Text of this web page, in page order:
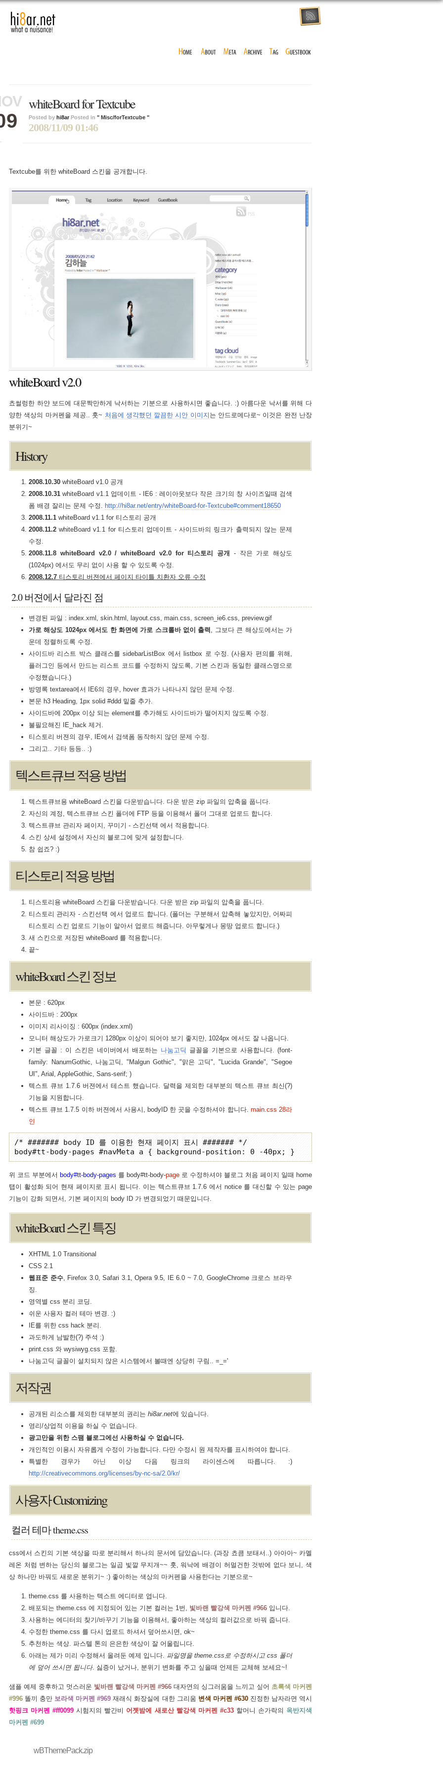
whiteBoard for Textcube
Posted by hi8ar Posted in " Misc/forTextcube "
2008/11/09 01:46
Textcube를 위한 whiteBoard 스킨을 공개합니다.
whiteBoard v2.0
쵸썰렁한 하얀 보드에 대문짝만하게 낙서하는 기분으로 사용하시면 좋습니다. :) 아름다운 낙서를 위해 다
양한 색상의 마커펜을 제공.. 훗~ 처음에 생각했던 깔끔한 시안 이미지 는 안드로메다로~ 이것은 완전 난장
분위기~
History
2008.10.30 whiteBoard v1.0 공개
2008.10.31 whiteBoard v1.1 업데이트 - IE6 : 레이아웃보다 작은 크기의 창 사이즈일때 검색
폼 배경 잘리는 문제 수정. http://hi8ar.net/entry/whiteBoard-for-Textcube#comment18650
2008.11.1 whiteBoard v1.1 for 티스토리 공개
2008.11.2 whiteBoard v1.1 for 티스토리 업데이트 - 사이드바의 링크가 출력되지 않는 문제
수정.
2008.11.8 whiteBoard v2.0 / whiteBoard v2.0 for 티스토리 공개
- 작은 가로 해상도
(1024px) 에서도 무리 없이 사용 할 수 있도록 수정.
2008.12.7 티스토리 버젼에서 페이지 타이틀 치환자 오류 수정
2.0 버젼에서 달라진 점
변경된 파일 : index.xml, skin.html, layout.css, main.css, screen_ie6.css, preview.gif
가로 해상도 1024px 에서도 한 화면에 가로 스크롤바 없이 출력 , 그보다 큰 해상도에서는 가
운데 정렬하도록 수정.
사이드바 리스트 박스 클래스를 sidebarListBox 에서 listbox 로 수정. (사용자 편의를 위해,
플러그인 등에서 만드는 리스트 코드를 수정하지 않도록, 기본 스킨과 동일한 클래스명으로
수정했습니다.)
방명록 textarea에서 IE6의 경우, hover 효과가 나타나지 않던 문제 수정.
본문 h3 Heading, 1px solid #ddd 밑줄 추가.
사이드바에 200px 이상 되는 element를 추가해도 사이드바가 떨어지지 않도록 수정.
불필요해진 IE_hack 제거.
티스토리 버젼의 경우, IE에서 검색폼 동작하지 않던 문제 수정.
그리고.. 기타 등등.. :)
텍스트큐브 적용 방법
텍스트큐브용 whiteBoard 스킨을 다운받습니다. 다운 받은 zip 파일의 압축을 풉니다.
자신의 계정, 텍스트큐브 스킨 폴더에 FTP 등을 이용해서 폴더 그대로 업로드 합니다.
텍스트큐브 관리자 페이지, 꾸미기 - 스킨선택 에서 적용합니다.
스킨 상세 설정에서 자신의 블로그에 맞게 설정합니다.
참 쉽죠? :)
티스토리 적용 방법
티스토리용 whiteBoard 스킨을 다운받습니다. 다운 받은 zip 파일의 압축을 풉니다.
티스토리 관리자 - 스킨선택 에서 업로드 합니다. (폴더는 구분해서 압축해 놓았지만, 어짜피
티스토리 스킨 업로드 기능이 알아서 업로드 해줍니다. 아무렇게나 몽땅 업로드 합니다.)
새 스킨으로 저장된 whiteBoard 를 적용합니다.
끝~
whiteBoard 스킨 정보
본문 : 620px
사이드바 : 200px
이미지 리사이징 : 600px (index.xml)
모니터 해상도가 가로크기 1280px 이상이 되어야 보기 좋지만, 1024px 에서도 잘 나옵니다.
기본 글꼴 : 이 스킨은 네이버에서 배포하는 나눔고딕 글꼴을 기본으로 사용합니다. (font-
family: NanumGothic, 나눔고딕, "Malgun Gothic", "맑은 고딕", "Lucida Grande", "Segoe
UI", Arial, AppleGothic, Sans-serif; )
텍스트 큐브 1.7.6 버젼에서 테스트 했습니다. 달력을 제외한 대부분의 텍스트 큐브 최신(?)
기능을 지원합니다.
텍스트 큐브 1.7.5 이하 버젼에서 사용시, bodyID 한 곳을 수정하셔야 합니다. main.css 28라
인
/* ####### body ID 를 이용한 현재 페이지 표시 ####### */
위 코드 부분에서 body#tt-body-pages 를 body#tt-body-page 로 수정하셔야 블로그 처음 페이지 일때 home
탭이 활성화 되어 현재 페이지로 표시 됩니다. 이는 텍스트큐브 1.7.6 에서 notice 를 대신할 수 있는 page
기능이 강화 되면서, 기본 페이지의 body ID 가 변경되었기 때문입니다.
whiteBoard 스킨 특징
XHTML 1.0 Transitional
CSS 2.1
웹표준 준수, Firefox 3.0, Safari 3.1, Opera 9.5, IE 6.0 ~ 7.0, GoogleChrome 크로스 브라우
징.
영역별 css 분리 코딩.
쉬운 사용자 컬러 테마 변경. :)
IE를 위한 css hack 분리.
과도하게 남발한(?) 주석 :)
print.css 와 wysiwyg.css 포함.
나눔고딕 글꼴이 설치되지 않은 시스템에서 볼때엔 상당히 구림.. =_='
저작권
공개된 리소스를 제외한 대부분의 권리는 hi8ar.net에 있습니다.
영리/상업적 이용을 하실 수 없습니다.
광고만을 위한 스팸 블로그에선 사용하실 수 없습니다.
개인적인 이용시 자유롭게 수정이 가능합니다. 다만 수정시 원 제작자를 표시하여야 합니다.
특별한 경우가 아닌 이상 다음 링크의 라이센스에 따릅니다. :)
http://creativecommons.org/licenses/by-nc-sa/2.0/kr/
사용자 Customizing
컬러 테마 theme.css
css에서 스킨의 기본 색상을 따로 분리해서 하나의 문서에 담았습니다. (과장 쵸큼 보태서..) 아아아~ 카멜
레온 처럼 변하는 당신의 블로그는 일곱 빛깔 무지개~~ 훗, 워낙에 배경이 허멀건한 것밖에 없다 보니, 색
상 하나만 바꿔도 새로운 분위기~ :) 좋아하는 색상의 마커펜을 사용한다는 기분으로~
theme.css 를 사용하는 텍스트 에디터로 엽니다.
배포되는 theme.css 에 지정되어 있는 기본 컬러는 1번, 빛바랜 빨강색 마커펜 #966 입니다.
사용하는 에디터의 찾기/바꾸기 기능을 이용해서, 좋아하는 색상의 컬러값으로 바꿔 줍니다.
수정한 theme.css 를 다시 업로드 하셔서 덮어쓰시면, ok~
추천하는 색상. 파스텔 톤의 은은한 색상이 잘 어울립니다.
아래는 제가 미리 수정해서 올려둔 예제 입니다. 파일명을 theme.css로 수정하시고 css 폴더
에 덮어 쓰시면 됩니다. 싫증이 났거나, 분위기 변화를 주고 싶을때 언제든 교체해 보세요~!
샘플 예제 중후하고 멋스러운 빛바랜 빨강색 마커펜 #966 대자연의 싱그러움을 느끼고 싶어 초록색 마커펜
#996 똘끼 충만 보라색 마커펜 #969 재래식 화장실에 대한 그리움 변색 마커펜 #630진정한 남자라면 역시
핫핑크 마커펜 #ff0099 시험지의 빨간비 어젯밤에 새로산 빨강색 마커펜 #c33할머니 손가락의 옥반지색
마커펜 #699
wBThemePack.zip